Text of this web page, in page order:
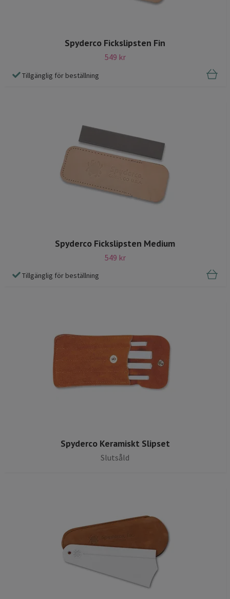
Spyderco Fickslipsten Fin
549 kr
Tillgänglig för beställning
Spyderco Fickslipsten Medium
549 kr
Tillgänglig för beställning
Spyderco Keramiskt Slipset
Slutsåld